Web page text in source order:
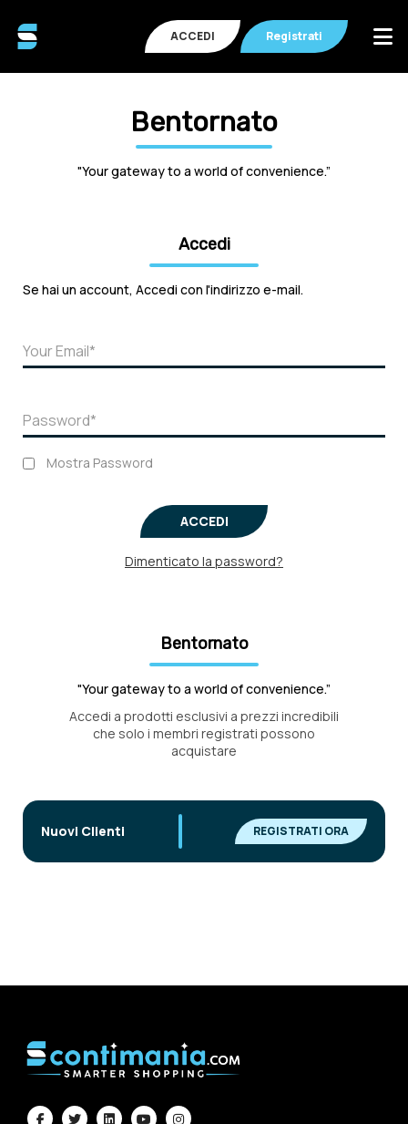
ACCEDI Registrati
Bentornato
"Your gateway to a world of convenience.”
Accedi
Se hai un account, Accedi con l'indirizzo e-mail.
Mostra Password
ACCEDI
Dimenticato la password?
Bentornato
"Your gateway to a world of convenience.”
Accedi a prodotti esclusivi a prezzi incredibili
che solo i membri registrati possono
acquistare
Nuovi Clienti REGISTRATI ORA